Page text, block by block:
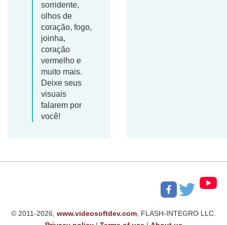
sorridente,
olhos de
coração, fogo,
joinha,
coração
vermelho e
muito mais.
Deixe seus
visuais
falarem por
você!
© 2011-2026, www.videosoftdev.com, FLASH-INTEGRO LLC.